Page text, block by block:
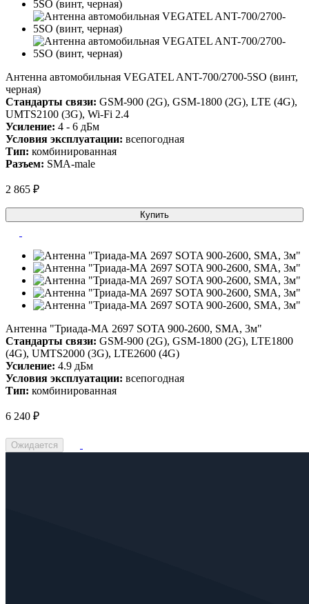
Антенна автомобильная VEGATEL ANT-700/2700-5SO (винт,
черная)
Стандарты связи: GSM-900 (2G), GSM-1800 (2G), LTE (4G),
UMTS2100 (3G), Wi-Fi 2.4
Усиление: 4 - 6 дБм
Условия эксплуатации: всепогодная
Тип: комбинированная
Разъем: SMA-male
2 865 ₽
Купить
Антенна "Триада-МА 2697 SOTA 900-2600, SMA, 3м"
Стандарты связи: GSM-900 (2G), GSM-1800 (2G), LTE1800
(4G), UMTS2000 (3G), LTE2600 (4G)
Усиление: 4.9 дБм
Условия эксплуатации: всепогодная
Тип: комбинированная
6 240 ₽
Ожидается